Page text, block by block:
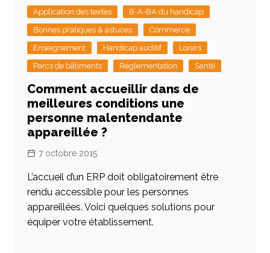
Application des textes
B-A-BA du handicap
Bonnes pratiques & astuces
Commerce
Enseignement
Handicap auditif
Loisirs
Parcs de bâtiments
Réglementation Santé
Comment accueillir dans de
meilleures conditions une
personne malentendante
appareillée ?
7 octobre 2015
L’accueil d’un ERP doit obligatoirement être
rendu accessible pour les personnes
appareillées. Voici quelques solutions pour
équiper votre établissement.